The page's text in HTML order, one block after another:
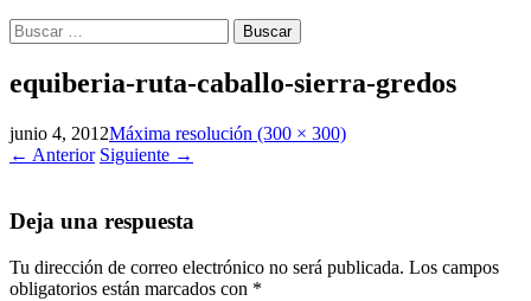
Buscar:
equiberia-ruta-caballo-sierra-gredos
junio 4, 2012Máxima resolución (300 × 300)
← Anterior Siguiente →
Deja una respuesta
Tu dirección de correo electrónico no será publicada. Los campos
obligatorios están marcados con *